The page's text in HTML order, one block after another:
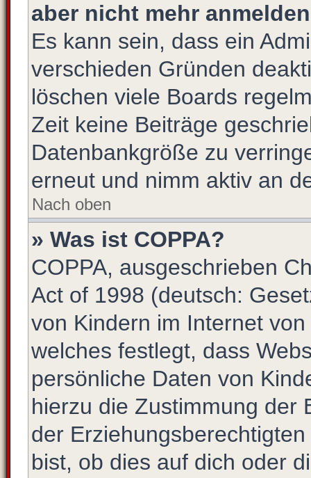
aber nicht mehr
Es kann sein, dass ein
verschieden Gründen
löschen viele Boards
Zeit keine Beiträge
Datenbankgröße zu
erneut und nimm aktiv an
Nach oben
» Was ist COPPA?
COPPA, ausgeschrieben
Act of 1998 (deutsch:
von Kindern im Internet
welches festlegt, dass
persönliche Daten von
hierzu die Zustimmung der
der
bist, ob dies auf dich oder